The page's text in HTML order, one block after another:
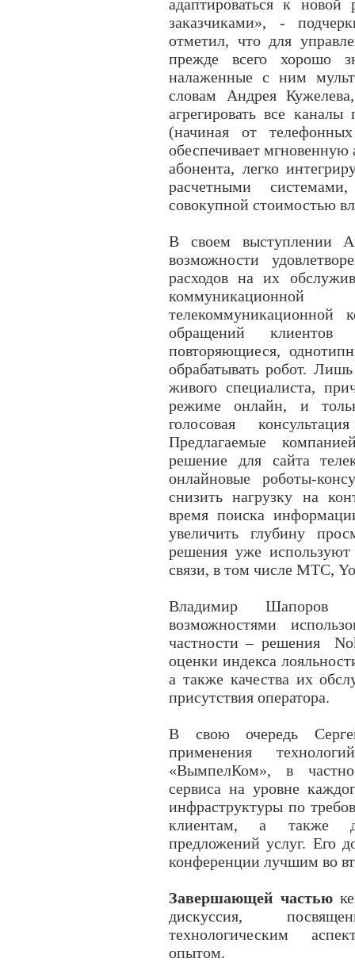
адаптироваться к новой
заказчиками», -
отметил, что для
прежде всего хорошо
налаженные с ним
словам Андрея
агрегировать все
(начиная от
обеспечивает
абонента, легко
расчетными
совокупной стоимостью
В своем выступлении
возможности
расходов на их
обращений клиентов
повторяющиеся,
обрабатывать робот.
живого специалиста,
режиме онлайн, и
голосовая
Предлагаемые
решение для сайта
онлайновые роботы-
снизить нагрузку на
время поиска
увеличить глубину
решения уже
связи, в том числе МТС,
Владимир Шапоров
возможностями
частности – решения
оценки индекса
а также качества их
присутствия оператора.
В свою очередь
применения
«ВымпелКом», в
сервиса на уровне
инфраструктуры по
клиентам, а также
предложений услуг. Его
конференции лучшим во
Завершающей частью
дискуссия,
технологическим
опытом.